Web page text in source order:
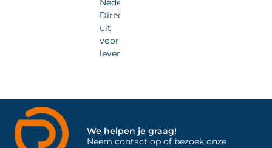
Nederland.
Direct
uit
voorraad
leverbaar.
We helpen je graag!
Neem contact op of bezoek onze